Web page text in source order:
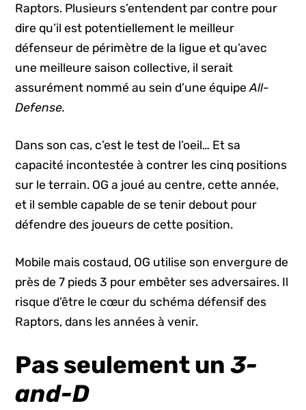
Raptors. Plusieurs s’entendent par contre pour
dire qu’il est potentiellement le meilleur
défenseur de périmètre de la ligue et qu’avec
une meilleure saison collective, il serait
assurément nommé au sein d’une équipeAll-
Defense.
Dans son cas, c’est le test de l’oeil… Et sa
capacité incontestée à contrer les cinq positions
sur le terrain. OG a joué au centre, cette année,
et il semble capable de se tenir debout pour
défendre des joueurs de cette position.
Mobile mais costaud, OG utilise son envergure de
près de 7 pieds 3 pour embêter ses adversaires. Il
risque d’être le cœur du schéma défensif des
Raptors, dans les années à venir.
Pas seulement un3-
and-D